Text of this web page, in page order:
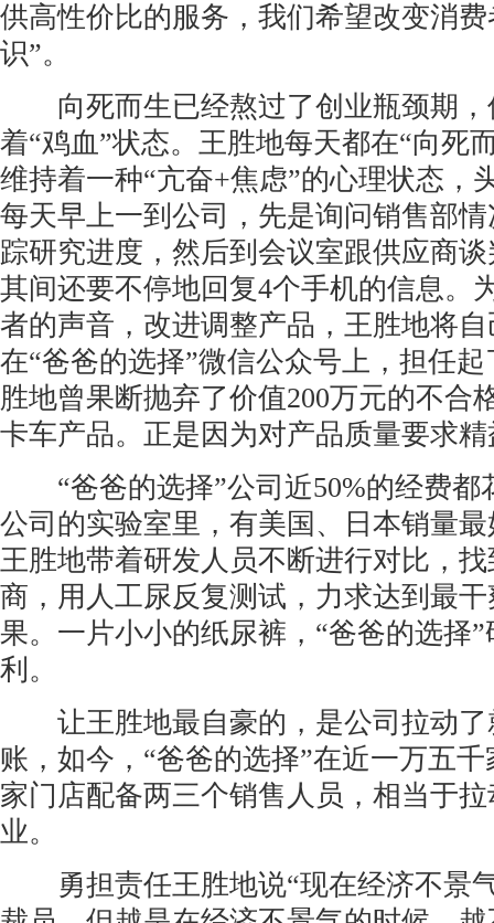
供高性价比的服务，我们希望改变消
识”。
向死而生已经熬过了创业瓶颈期，
着“鸡血”状态。王胜地每天都在“向死
维持着一种“亢奋+焦虑”的心理状态，
每天早上一到公司，先是询问销售部
踪研究进度，然后到会议室跟供应商
其间还要不停地回复4个手机的信息。
者的声音，改进调整产品，王胜地将
在“爸爸的选择”微信公众号上，担任
胜地曾果断抛弃了价值200万元的不合
卡车产品。正是因为对产品质量要求
“爸爸的选择”公司近50%的经费都
公司的实验室里，有美国、日本销量
王胜地带着研发人员不断进行对比，
商，用人工尿反复测试，力求达到最
果。一片小小的纸尿裤，“爸爸的选择
利。
让王胜地最自豪的，是公司拉动了
账，如今，“爸爸的选择”在近一万五
家门店配备两三个销售人员，相当于
业。
勇担责任王胜地说“现在经济不景